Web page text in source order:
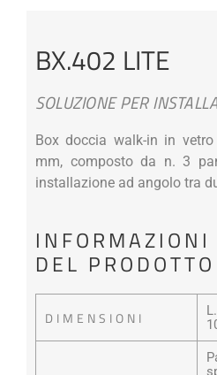
BX.402 LITE
SOLUZIONE PER
Box doccia walk-in in
mm, composto da n. 3
installazione ad angolo tra
INFORMAZIONI
DEL PRODOTTO
DIMENSIONI